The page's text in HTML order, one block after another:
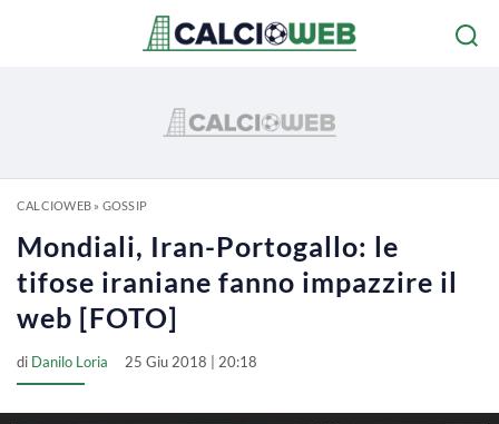
CALCIOWEB» GOSSIP
Mondiali, Iran-Portogallo: le
tifose iraniane fanno impazzire il
web [FOTO]
di Danilo Loria 25 Giu 2018 | 20:18